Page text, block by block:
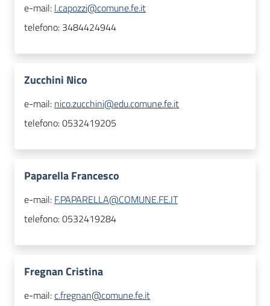
e-mail: l.capozzi@comune.fe.it
telefono: 3484424944
Zucchini Nico
e-mail: nico.zucchini@edu.comune.fe.it
telefono:0532419205
Paparella Francesco
e-mail: F.PAPARELLA@COMUNE.FE.IT
telefono:0532419284
Fregnan Cristina
e-mail:c.fregnan@comune.fe.it